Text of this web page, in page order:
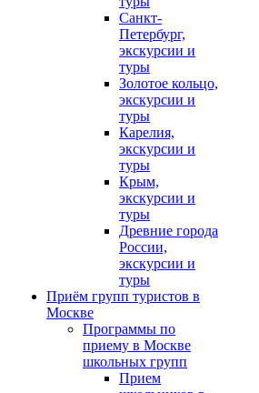
Санкт-
Петербург,
экскурсии и
туры
Золотое кольцо,
экскурсии и
туры
Карелия,
экскурсии и
туры
Крым,
экскурсии и
туры
Древние города
России,
экскурсии и
туры
Приём групп туристов в
Москве
Программы по
приему в Москве
школьных групп
Прием